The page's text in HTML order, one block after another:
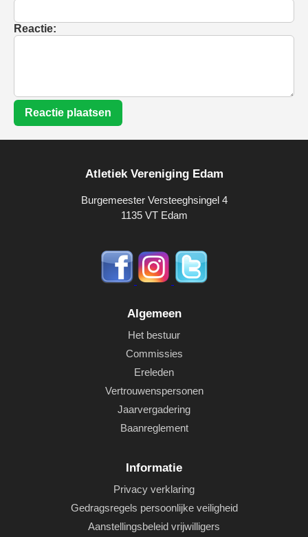
Reactie:
Reactie plaatsen
Atletiek Vereniging Edam
Burgemeester Versteeghsingel 4
1135 VT Edam
Algemeen
Het bestuur
Commissies
Ereleden
Vertrouwenspersonen
Jaarvergadering
Baanreglement
Informatie
Privacy verklaring
Gedragsregels persoonlijke veiligheid
Aanstellingsbeleid vrijwilligers